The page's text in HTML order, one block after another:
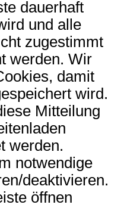
dauerhaft
und alle
zugestimmt
werden. Wir
damit
wird.
Mitteilung
werden.
notwendige
deaktivieren.
öffnen